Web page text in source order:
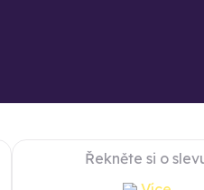
Řekněte si o